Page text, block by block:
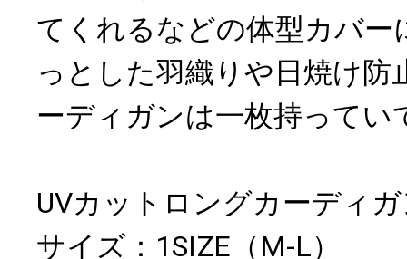
てくれるなどの体型カバー
っとした羽織りや日焼け防
ーディガンは一枚持ってい
UVカットロングカーディ
サイズ：1SIZE（M-L）